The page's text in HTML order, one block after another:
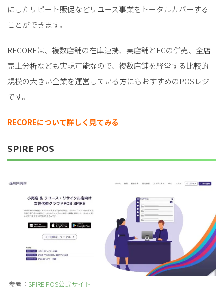
にしたリピート販促などリユース事業をトータルカバーする
ことができます。
RECOREは、複数店舗の在庫連携、実店舗とECの併売、全店
売上分析なども実現可能なので、 複数店舗を経営する比較的
規模の大きい企業を運営している方にもおすすめのPOSレジ
です。
RECOREについて詳しく見てみる
SPIRE POS
参考： SPIRE POS公式サイト